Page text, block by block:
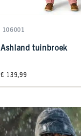
106001
Ashland tuinbroek
€ 139,99